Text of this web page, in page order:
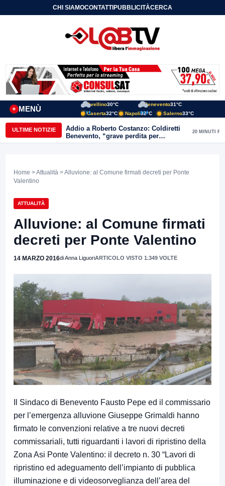
CHI SIAMOCONTATTIPUBBLICITÀCERCA
MENÙ
+
Avellino30°C Benevento31°C
Caserta32°C Napoli32°C Salerno33°C
ULTIME NOTIZIE
Addio a Roberto Costanzo: Coldiretti
Benevento, “grave perdita per
l’agricoltura e il Sannio”
20 MINUTI FA
Home >Attualità > Alluvione: al Comune firmati decreti per Ponte
Valentino
ATTUALITÀ
Alluvione: al Comune firmati
decreti per Ponte Valentino
14 MARZO 2016di Anna LiguoriARTICOLO VISTO 1.349 VOLTE
Il Sindaco di Benevento Fausto Pepe ed il commissario
per l’emergenza alluvione Giuseppe Grimaldi hanno
firmato le convenzioni relative a tre nuovi decreti
commissariali, tutti riguardanti i lavori di ripristino della
Zona Asi Ponte Valentino: il decreto n. 30 “Lavori di
ripristino ed adeguamento dell’impianto di pubblica
illuminazione e di videosorveglianza dell’area del